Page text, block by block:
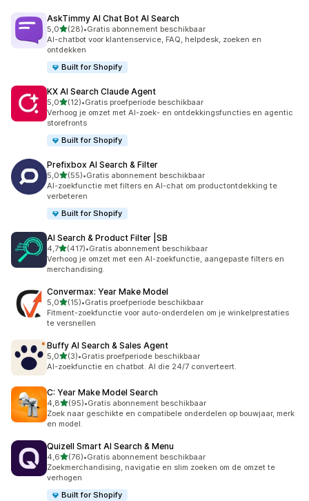
AskTimmy AI Chat Bot AI Search
5,0van 5 sterren
(28)
28 recensies in totaal
•Gratis abonnement beschikbaar
AI-chatbot voor klantenservice, FAQ, helpdesk, zoeken en
ontdekken
Built for Shopify
KX AI Search Claude Agent
5,0van 5 sterren
(12)
12 recensies in totaal
•Gratis proefperiode beschikbaar
Verhoog je omzet met AI-zoek- en ontdekkingsfuncties en agentic
storefronts
Built for Shopify
Prefixbox AI Search & Filter
5,0van 5 sterren
(55)
55 recensies in totaal
•Gratis abonnement beschikbaar
AI-zoekfunctie met filters en AI-chat om productontdekking te
verbeteren
Built for Shopify
AI Search & Product Filter |SB
4,7van 5 sterren
(417)
417 recensies in totaal
•Gratis abonnement beschikbaar
Verhoog je omzet met een AI-zoekfunctie, aangepaste filters en
merchandising.
Convermax: Year Make Model
5,0van 5 sterren
(15)
15 recensies in totaal
•Gratis proefperiode beschikbaar
Fitment-zoekfunctie voor auto-onderdelen om je winkelprestaties
te versnellen
Buffy AI Search & Sales Agent
5,0van 5 sterren
(3)
3 recensies in totaal
•Gratis proefperiode beschikbaar
AI-zoekfunctie en chatbot. AI die 24/7 converteert.
C: Year Make Model Search
4,8van 5 sterren
(95)
95 recensies in totaal
•Gratis abonnement beschikbaar
Zoek naar geschikte en compatibele onderdelen op bouwjaar, merk
en model.
Quizell Smart AI Search & Menu
4,6van 5 sterren
(76)
76 recensies in totaal
•Gratis abonnement beschikbaar
Zoekmerchandising, navigatie en slim zoeken om de omzet te
verhogen
Built for Shopify